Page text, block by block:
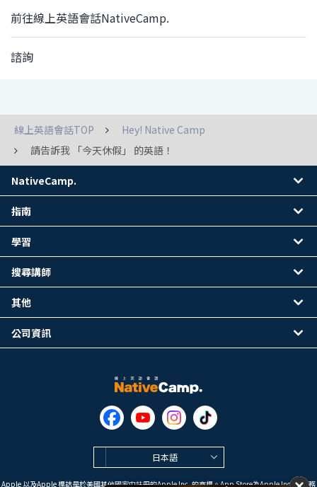
前往線上英語會話NativeCamp.
諮詢
線上英語會話TOP
Hey! Native Camp
請告訴我 「今天休假」 的英語！
日本語
Apple 以及Apple 標誌是於美國其他國家中註冊的Apple Inc. 的商標。App Store為Apple Inc. 的服務
NativeCamp.
指南
學習
搜尋講師
其他
公司資訊